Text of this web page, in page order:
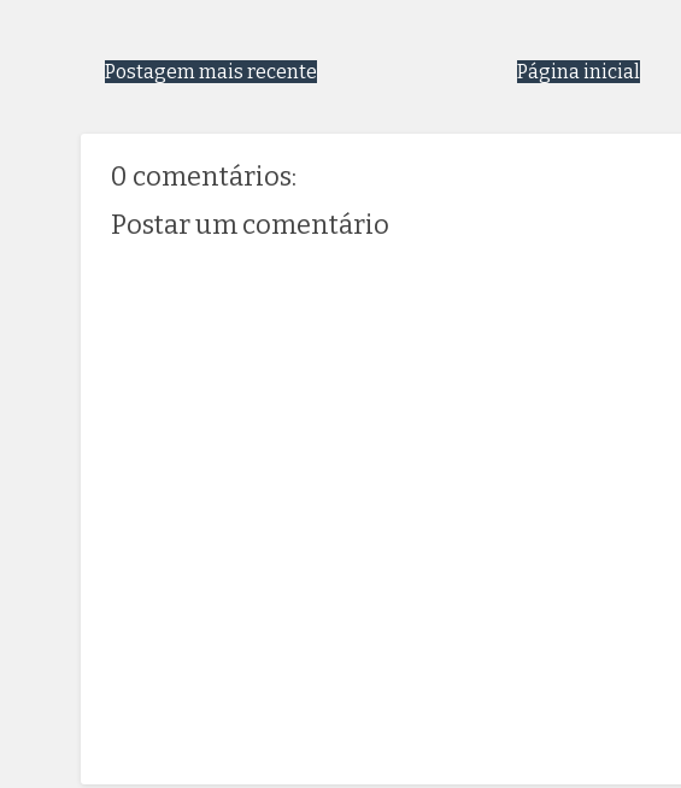
Postagem mais recente Página inicial
0 comentários:
Postar um comentário